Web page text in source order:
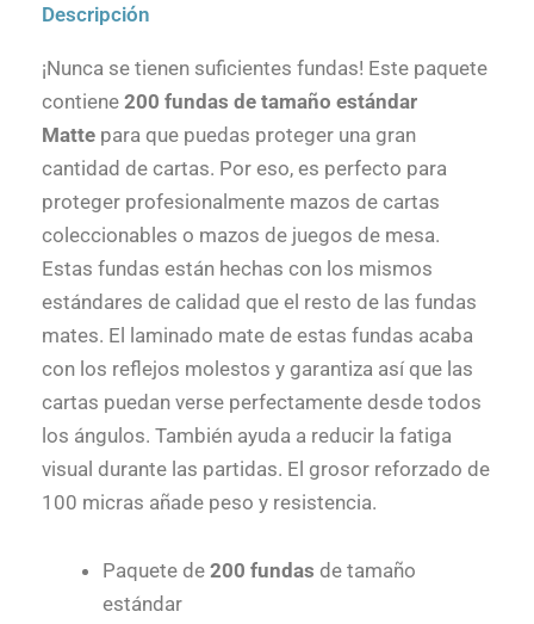
Descripción
¡Nunca se tienen suficientes fundas! Este paquete
contiene 200 fundas de tamaño estándar
Matte para que puedas proteger una gran
cantidad de cartas. Por eso, es perfecto para
proteger profesionalmente mazos de cartas
coleccionables o mazos de juegos de mesa.
Estas fundas están hechas con los mismos
estándares de calidad que el resto de las fundas
mates. El laminado mate de estas fundas acaba
con los reflejos molestos y garantiza así que las
cartas puedan verse perfectamente desde todos
los ángulos. También ayuda a reducir la fatiga
visual durante las partidas. El grosor reforzado de
100 micras añade peso y resistencia.
Paquete de 200 fundas de tamaño
estándar